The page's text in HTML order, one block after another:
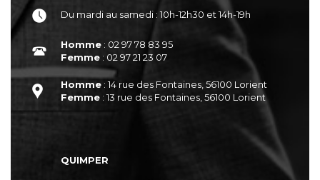
Du mardi au samedi : 10h-12h30 et 14h-19h
Homme : 02 97 78 83 95
Femme : 02 97 21 23 07
Homme : 14 rue des Fontaines, 56100 Lorient
Femme : 13 rue des Fontaines, 56100 Lorient
QUIMPER